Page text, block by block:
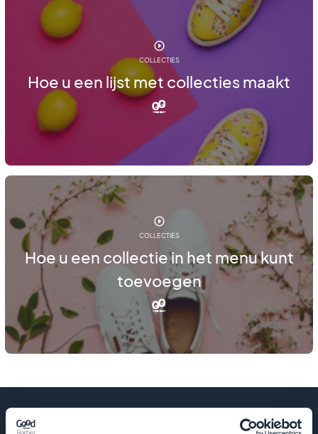
COLLECTIES
Hoe u een lijst met collecties maakt
COLLECTIES
Hoe u een collectie in het menu kunt
toevoegen